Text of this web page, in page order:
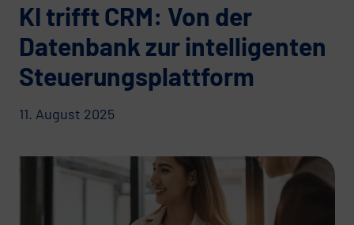
KI trifft CRM: Von der
Datenbank zur intelligenten
Steuerungsplattform
11. August 2025